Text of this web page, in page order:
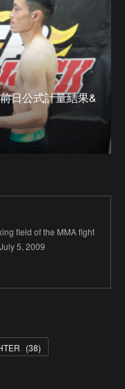
日公式計量結果&
field of the MMA fight
5, 2009
(38)